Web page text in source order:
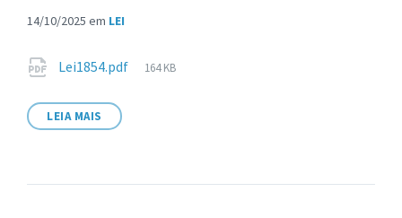
14/10/2025 em LEI
Anexos
Lei1854.pdf
Tamanho
164 KB
LEIA MAIS